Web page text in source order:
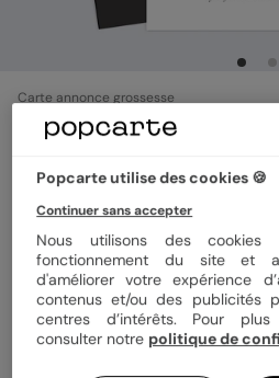
Carte annonce grossesse
Magnet Définition Tonton
Format
Quantité
Popcarte utilise des cookies 🍪
Continuer sans accepter
Nous utilisons des
fonctionnement du site et
d'améliorer votre expérience
contenus et/ou des publicités
centres d’intérêts. Pour plus
consulter notre politique de